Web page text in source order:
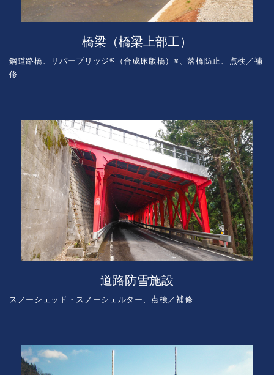
橋梁（橋梁上部工）
鋼道路橋、リバーブリッジ®（合成床版橋）※、落橋防止、点検／補
修
道路防雪施設
スノーシェッド・スノーシェルター、点検／補修